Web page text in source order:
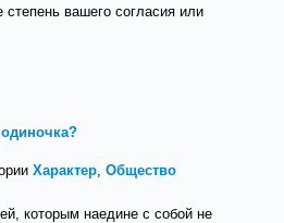
вашего согласия или
Характер, Общество
которым наедине с собой не